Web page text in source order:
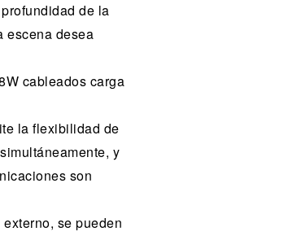
de la
escena desea
cableados carga
la flexibilidad de
y
son
se pueden